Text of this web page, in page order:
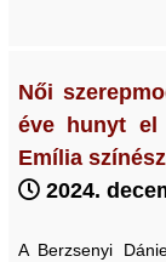
Női
éve hunyt el
Emília
2024.
A Berzsenyi